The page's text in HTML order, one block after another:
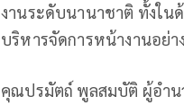
งานระดับนานาชาติ ทั้งใ
บริหารจัดการหน้างานอย่า
คุณปรมัตถ์ พูลสมบัติ ผู้อำน